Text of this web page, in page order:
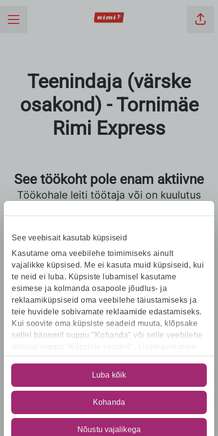
See veebisait kasutab küpsiseid
Kasutame oma veebilehe toimimiseks ainult
vajalikke küpsised. Me ei kasuta muid küpsiseid, kui
te neid ei luba. Küpsiste lubamisel kasutame
esimese ja kolmanda osapoole jõudlus- ja
reklaamiküpsiseid oma veebilehe täiustamiseks ja
teie huvidele sobivamate reklaamide edastamiseks.
Kui soovite oma küpsiste seadeid muuta, klõpsake
sellel bänneril nuppu "Kohanda" või selle veebilehe
allosas nuppu "Küpsiste seaded". Lisateavet meie
kasutatavate küpsiste kohta
https://www.rimi.ee/privaatsuspoliitika/kasutaja/
Luba kõik
Kohanda
Nõustu vajalikega
KARJÄÄRIMENÜÜ
Teenindaja (värske
osakond) - Tornimäe
Rimi Express
See töökoht pole enam aktiivne
Töökohale leiti töötaja või on kuulutus
Karjäärisait
Algus
Osakonnad
Töökohad
Rimi saadikud
Postitused
Andmed ja privaatsus
Osakonnad
Logistikakeskus
Kauplused